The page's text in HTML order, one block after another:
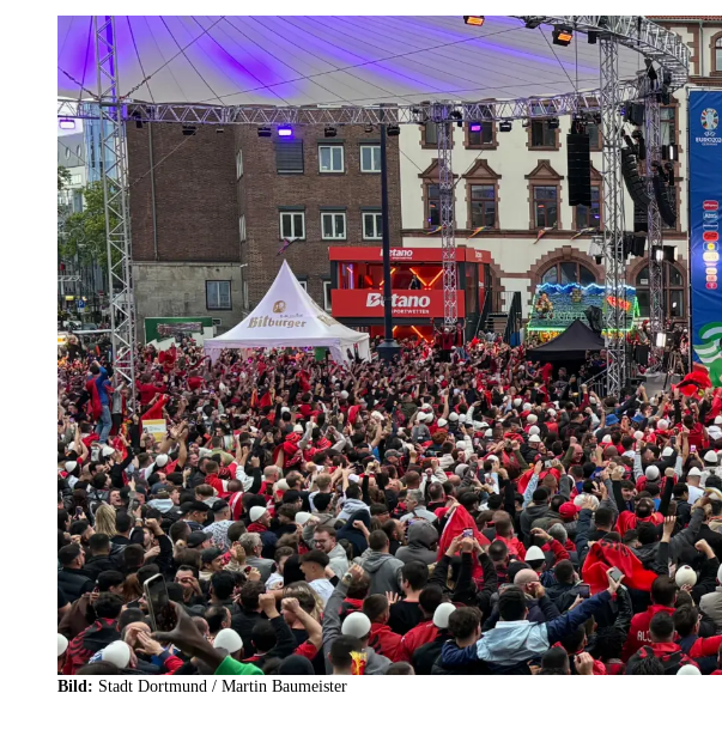
Bild: Stadt Dortmund / Martin Baumeister